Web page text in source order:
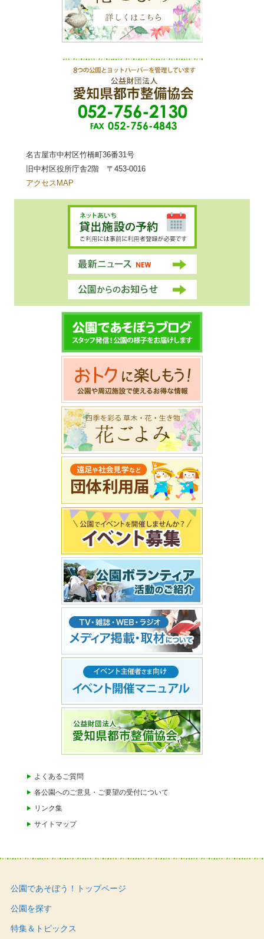
名古屋市中村区竹橋町36番31号
旧中村区役所庁舎2階 〒453-0016
アクセスMAP
よくあるご質問
各公園へのご意見・ご要望の受付について
リンク集
サイトマップ
公園であそぼう！トップページ
公園を探す
特集＆トピックス